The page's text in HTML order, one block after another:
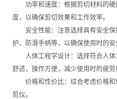
功率和速度：根据剪切材料的硬
度，以确保剪切效果和工作效率。
安全性能：注意选择具有安全保
护、防滑手柄等，以确保使用时的安
人体工程学设计：选择符合人体
舒适，操作方便，减少使用时的疲劳
价格和性价比：综合考虑价格和
剪仪。